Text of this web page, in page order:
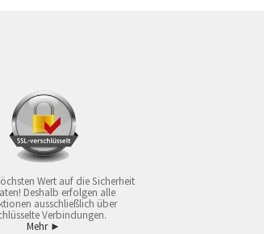
Wert auf die Sicherheit
Deshalb erfolgen alle
ausschließlich über
Verbindungen.
Mehr ►